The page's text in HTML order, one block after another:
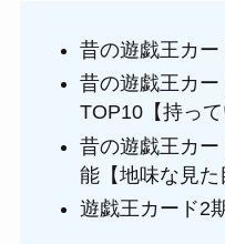
昔の遊戯王カー
昔の遊戯王カー
TOP10【持って
昔の遊戯王カ
能【地味な見た
遊戯王カード2